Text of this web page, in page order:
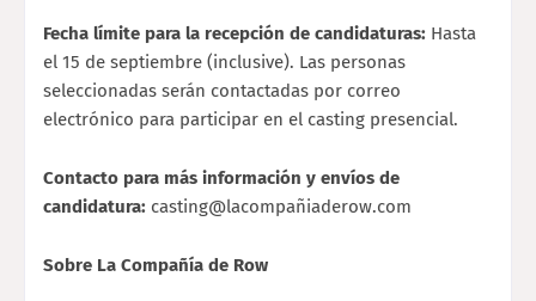
Fecha límite para la recepción de candidaturas: Hasta
el 15 de septiembre (inclusive). Las personas
seleccionadas serán contactadas por correo
electrónico para participar en el casting presencial.
Contacto para más información y envíos de
candidatura: casting@lacompañiaderow.com
Sobre La Compañía de Row